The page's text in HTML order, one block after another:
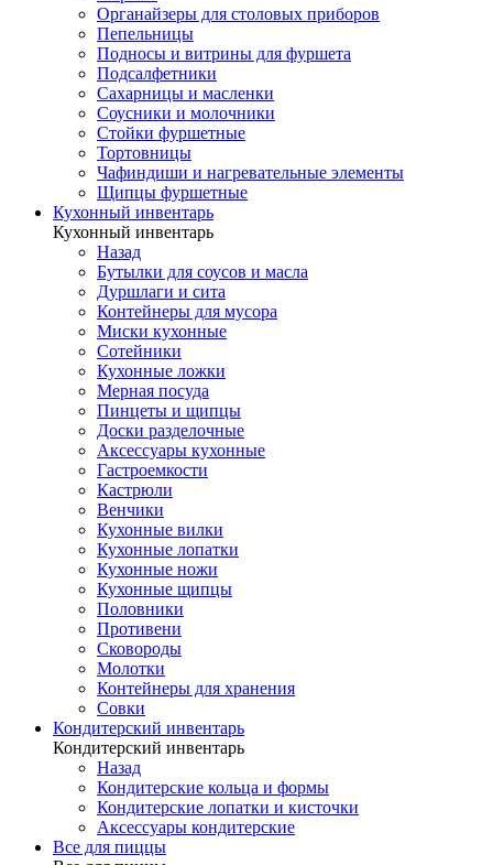
Органайзеры для столовых приборов
Пепельницы
Подносы и витрины для фуршета
Подсалфетники
Сахарницы и масленки
Соусники и молочники
Стойки фуршетные
Тортовницы
Чафиндиши и нагревательные элементы
Щипцы фуршетные
Кухонный инвентарь
Кухонный инвентарь
Назад
Бутылки для соусов и масла
Дуршлаги и сита
Контейнеры для мусора
Миски кухонные
Сотейники
Кухонные ложки
Мерная посуда
Пинцеты и щипцы
Доски разделочные
Аксессуары кухонные
Гастроемкости
Кастрюли
Венчики
Кухонные вилки
Кухонные лопатки
Кухонные ножи
Кухонные щипцы
Половники
Противени
Сковороды
Молотки
Контейнеры для хранения
Совки
Кондитерский инвентарь
Кондитерский инвентарь
Назад
Кондитерские кольца и формы
Кондитерские лопатки и кисточки
Аксессуары кондитерские
Все для пиццы